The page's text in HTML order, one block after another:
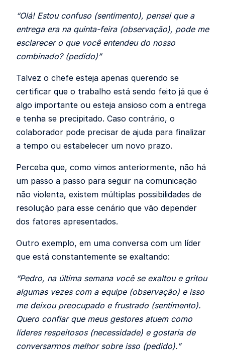
“Olá! Estou confuso (sentimento), pensei que a
entrega era na quinta-feira (observação), pode me
esclarecer o que você entendeu do nosso
combinado? (pedido)”
Talvez o chefe esteja apenas querendo se
certificar que o trabalho está sendo feito já que é
algo importante ou esteja ansioso com a entrega
e tenha se precipitado. Caso contrário, o
colaborador pode precisar de ajuda para finalizar
a tempo ou estabelecer um novo prazo.
Perceba que, como vimos anteriormente, não há
um passo a passo para seguir na comunicação
não violenta, existem múltiplas possibilidades de
resolução para esse cenário que vão depender
dos fatores apresentados.
Outro exemplo, em uma conversa com um líder
que está constantemente se exaltando:
“Pedro, na última semana você se exaltou e gritou
algumas vezes com a equipe (observação) e isso
me deixou preocupado e frustrado (sentimento).
Quero confiar que meus gestores atuem como
líderes respeitosos (necessidade) e gostaria de
conversarmos melhor sobre isso (pedido).”